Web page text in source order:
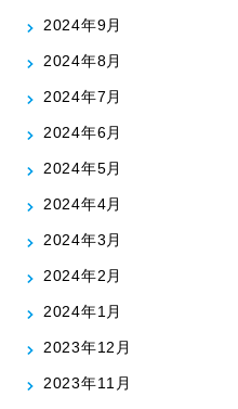
2024年9月
2024年8月
2024年7月
2024年6月
2024年5月
2024年4月
2024年3月
2024年2月
2024年1月
2023年12月
2023年11月